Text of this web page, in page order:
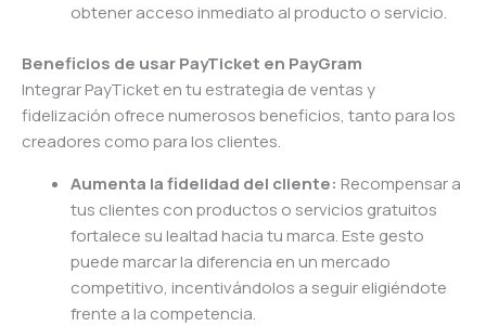
obtener acceso inmediato al producto o servicio.
Beneficios de usar PayTicket en PayGram
Integrar PayTicket en tu estrategia de ventas y
fidelización ofrece numerosos beneficios, tanto para los
creadores como para los clientes.
Aumenta la fidelidad del cliente: Recompensar a
tus clientes con productos o servicios gratuitos
fortalece su lealtad hacia tu marca. Este gesto
puede marcar la diferencia en un mercado
competitivo, incentivándolos a seguir eligiéndote
frente a la competencia.